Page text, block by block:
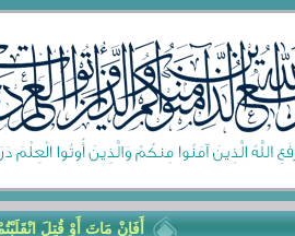
أَفَإِنْ مَاتَ أَوْ قُتِلَ انْقَلَبْتُمْ